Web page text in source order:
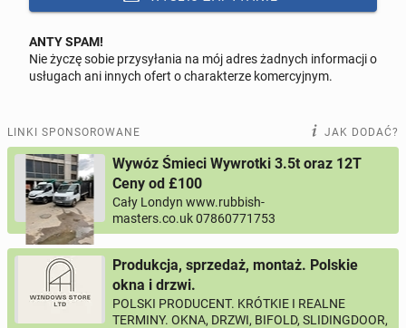
Odpowiedz na ofertę tego ogłoszenia
Imię i nazwisko
ANTY SPAM!
Nie życzę sobie przysyłania na mój adres żadnych informacji o
usługach ani innych ofert o charakterze komercyjnym.
LINKI SPONSOROWANE JAK DODAĆ?
Wywóz Śmieci Wywrotki 3.5t oraz 12T
Ceny od £100
Cały Londyn www.rubbish-
masters.co.uk 07860771753
Produkcja, sprzedaż, montaż. Polskie
okna i drzwi.
POLSKI PRODUCENT. KRÓTKIE I REALNE
TERMINY. OKNA, DRZWI, BIFOLD, SLIDINGDOOR,